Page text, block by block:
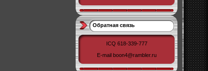
Обратная связь
ICQ 618-339-777
E-mail boon4@rambler.ru